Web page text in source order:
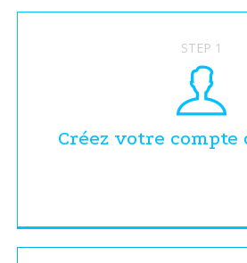
STEP 1
Créez votre compte